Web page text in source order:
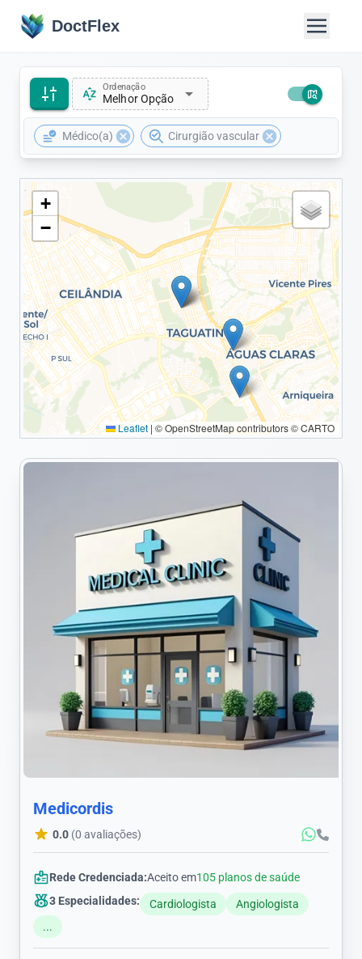
DoctFlex
Melhor Opção
Ordenação arrow_drop_down
Médico(a) cancel Cirurgião vascular cancel
+
−
Leaflet | © OpenStreetMap contributors © CARTO
Medicordis
0.0 (0 avaliações)
Rede Credenciada:Aceito em105 planos de saúde
3 Especialidades:
Cardiologista
Angiologista
...